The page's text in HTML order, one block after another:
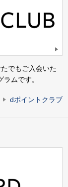
でもご入会いた
ムです。
dポイントクラブ